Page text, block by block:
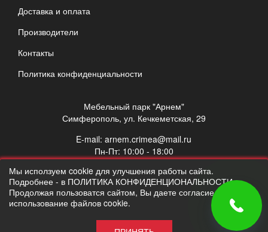
Доставка и оплата
Производители
Контакты
Политика конфиденциальности
Мебельный парк "Арнем"
Симферополь, ул. Кечкеметская, 29
E-mail:arnem.crimea@mail.ru
Пн-Пт: 10:00 - 18:00
Сб: 10:00 - 17:00
Вс: выходной
Мы исползуем cookie для улучшения работы сайта.
Подробнее - в ПОЛИТИКА КОНФИДЕНЦИОНАЛЬНОСТИ.
Продолжая пользоватся сайтом, Вы даете согласие на
использование файлов cookie.